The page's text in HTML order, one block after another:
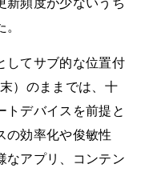
新頻度が少ないうち
してサブ的な位置付
）のままでは、十
トデバイスを前提と
の効率化や俊敏性
なアプリ、コンテン